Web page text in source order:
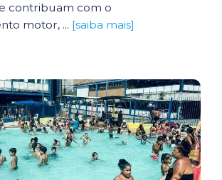
contribuam com o
motor, ... [saiba mais]